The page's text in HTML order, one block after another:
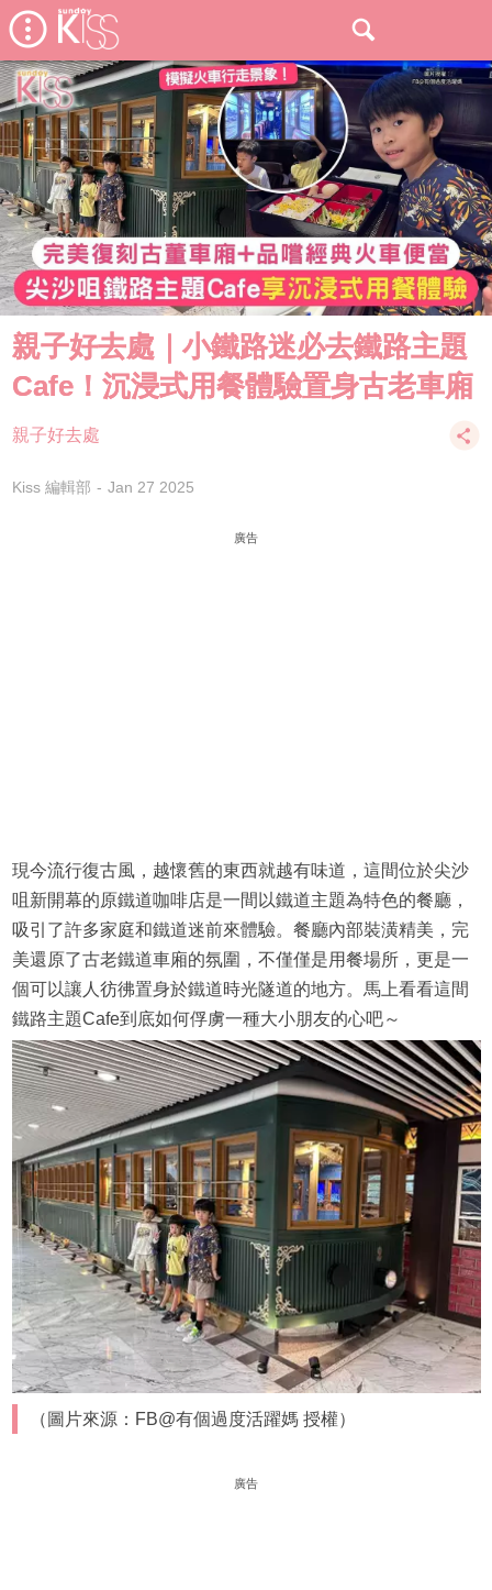
親子好去處｜小鐵路迷必去鐵路主題
Cafe！沉浸式用餐體驗置身古老車廂
親子好去處
Kiss 編輯部 Jan 27 2025
廣告
現今流行復古風，越懷舊的東西就越有味道，這間位於尖沙
咀新開幕的原鐵道咖啡店是一間以鐵道主題為特色的餐廳，
吸引了許多家庭和鐵道迷前來體驗。餐廳內部裝潢精美，完
美還原了古老鐵道車廂的氛圍，不僅僅是用餐場所，更是一
個可以讓人彷彿置身於鐵道時光隧道的地方。馬上看看這間
鐵路主題Cafe到底如何俘虜一種大小朋友的心吧～
（圖片來源：FB@有個過度活躍媽 授權）
廣告